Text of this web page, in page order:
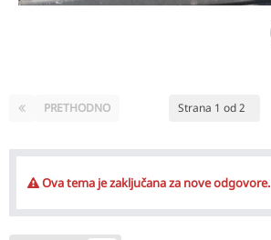
PRETHODNO Strana 1 od 2
Ova tema je zaključana za nove odgovore.